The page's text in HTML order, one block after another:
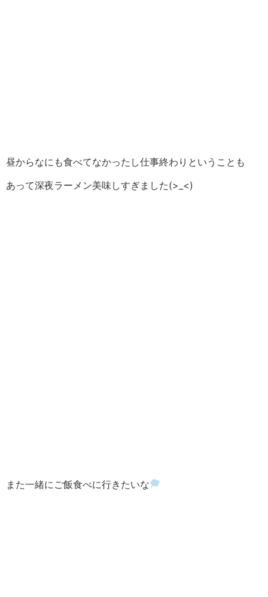
昼からなにも食べてなかったし仕事終わりということも
あって深夜ラーメン美味しすぎました(>_<)
また一緒にご飯食べに行きたいな